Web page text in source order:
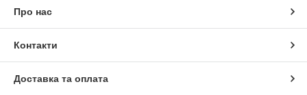
Про нас
Контакти
Доставка та оплата